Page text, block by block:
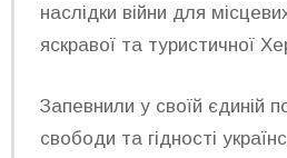
наслідки війни для
яскравої та туристичної
Запевнили у своїй єдиній
свободи та гідності